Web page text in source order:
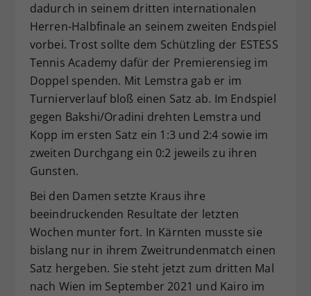
dadurch in seinem dritten internationalen
Herren-Halbfinale an seinem zweiten Endspiel
vorbei. Trost sollte dem Schützling der ESTESS
Tennis Academy dafür der Premierensieg im
Doppel spenden. Mit Lemstra gab er im
Turnierverlauf bloß einen Satz ab. Im Endspiel
gegen Bakshi/Oradini drehten Lemstra und
Kopp im ersten Satz ein 1:3 und 2:4 sowie im
zweiten Durchgang ein 0:2 jeweils zu ihren
Gunsten.
Bei den Damen setzte Kraus ihre
beeindruckenden Resultate der letzten
Wochen munter fort. In Kärnten musste sie
bislang nur in ihrem Zweitrundenmatch einen
Satz hergeben. Sie steht jetzt zum dritten Mal
nach Wien im September 2021 und Kairo im